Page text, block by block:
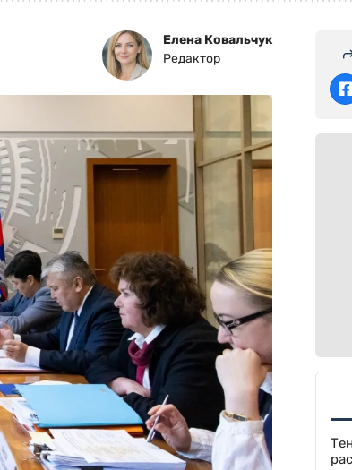
Елена Ковальчук
Редактор